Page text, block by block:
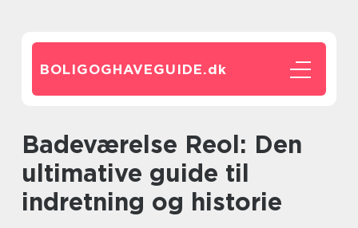
BOLIGOGHAVEGUIDE.dk
Badeværelse Reol: Den
ultimative guide til
indretning og historie